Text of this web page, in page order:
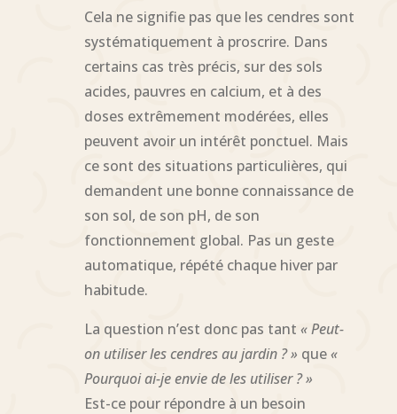
Cela ne signifie pas que les cendres sont
systématiquement à proscrire. Dans
certains cas très précis, sur des sols
acides, pauvres en calcium, et à des
doses extrêmement modérées, elles
peuvent avoir un intérêt ponctuel. Mais
ce sont des situations particulières, qui
demandent une bonne connaissance de
son sol, de son pH, de son
fonctionnement global. Pas un geste
automatique, répété chaque hiver par
habitude.
La question n’est donc pas tant « Peut-
on utiliser les cendres au jardin ? » que«
Pourquoi ai-je envie de les utiliser ? »
Est-ce pour répondre à un besoin